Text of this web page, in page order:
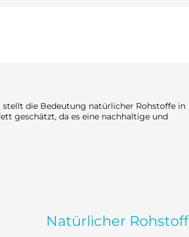
die Bedeutung natürlicher Rohstoffe in
geschätzt, da es eine nachhaltige und
Natürlicher Rohstoff